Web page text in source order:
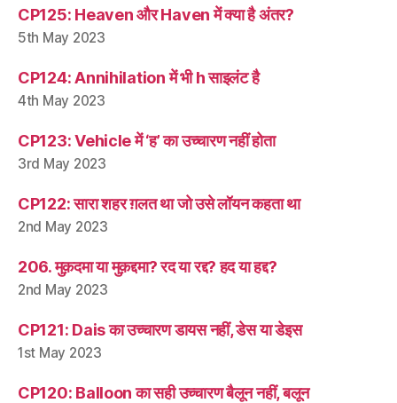
CP125: Heaven और Haven में क्या है अंतर?
5th May 2023
CP124: Annihilation में भी h साइलंट है
4th May 2023
CP123: Vehicle में ‘ह’ का उच्चारण नहीं होता
3rd May 2023
CP122: सारा शहर ग़लत था जो उसे लॉयन कहता था
2nd May 2023
206. मुक़दमा या मुक़द्दमा? रद या रद्द? हद या हद्द?
2nd May 2023
CP121: Dais का उच्चारण डायस नहीं, डेस या डेइस
1st May 2023
CP120: Balloon का सही उच्चारण बैलून नहीं, बलून